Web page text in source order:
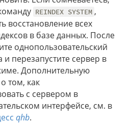
REINDEX SYSTEM ,
восстановление всех
в базе данных. После
однопользовательский
и перезапустите сервер в
Дополнительную
том, как
с сервером в
интерфейсе, см. в
qhb.